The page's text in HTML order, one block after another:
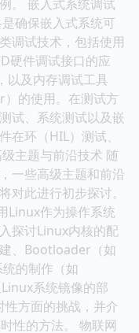
。 嵌入式系统调试
确保嵌入式系统可
调试技术，包括使用
硬件调试接口的应
以及内存调试工具
的使用。在测试方
试、系统测试以及嵌
在环（HIL）测试、
主题与前沿技术 随
一些高级主题和前沿
对此进行初步探讨。
Linux作为操作系统
探讨Linux内核的配
、Bootloader（如
的制作（如
系统镜像的部
方面的挑战，并介
性的方法。 物联网